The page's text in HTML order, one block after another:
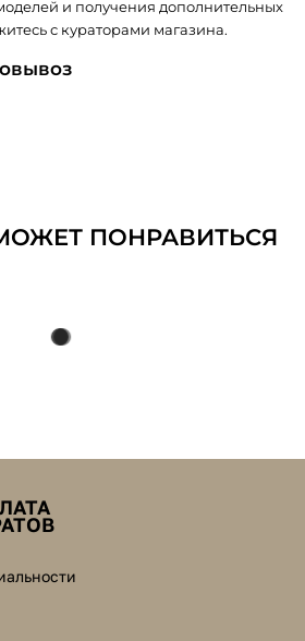
и получения дополнительных
с кураторами магазина.
ПОНРАВИТЬСЯ